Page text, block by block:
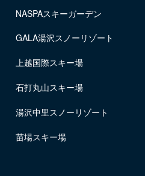
NASPAスキーガーデン
GALA湯沢スノーリゾート
上越国際スキー場
石打丸山スキー場
湯沢中里スノーリゾート
苗場スキー場